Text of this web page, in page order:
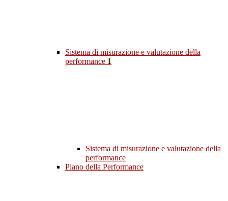
Sistema di misurazione e valutazione della
performance 1
Sistema di misurazione e valutazione della
performance
Piano della Performance